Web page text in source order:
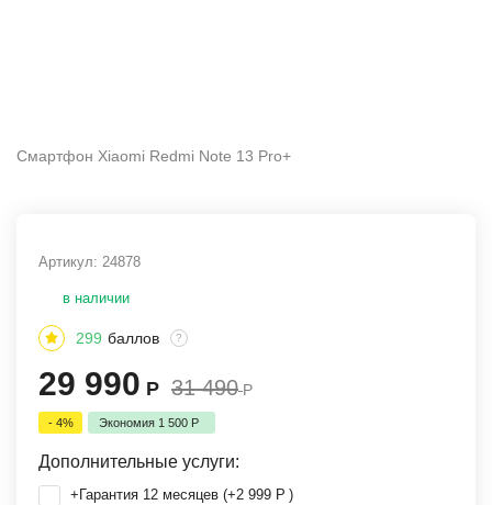
Смартфон Xiaomi Redmi Note 13 Pro+
Артикул: 24878
в наличии
299 баллов ?
29 990 Р 31 490 Р
- 4% Экономия 1 500 Р
Дополнительные услуги:
+Гарантия 12 месяцев (+2 999 Р )